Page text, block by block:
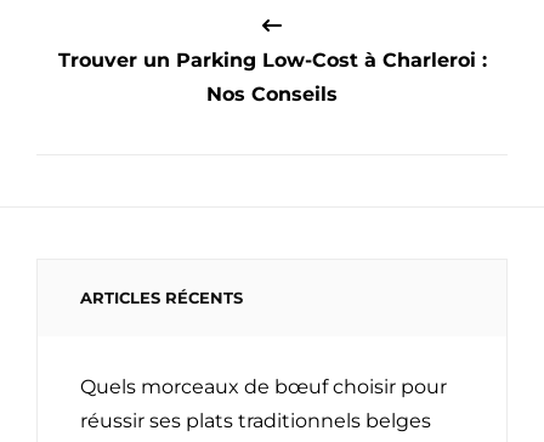
l’article
Trouver un Parking Low-Cost à Charleroi :
Nos Conseils
ARTICLES RÉCENTS
Quels morceaux de bœuf choisir pour
réussir ses plats traditionnels belges